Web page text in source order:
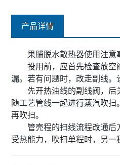
产品详情
果脯脱水散热器使用注意
投用前，应首先检查放
漏。若有问题时，改走副线。
先开热油线的副线阀，后
随工艺管线一起进行蒸汽吹
再吹扫。
管壳程的扫线流程改通
受热能力，吹扫单程时，另一